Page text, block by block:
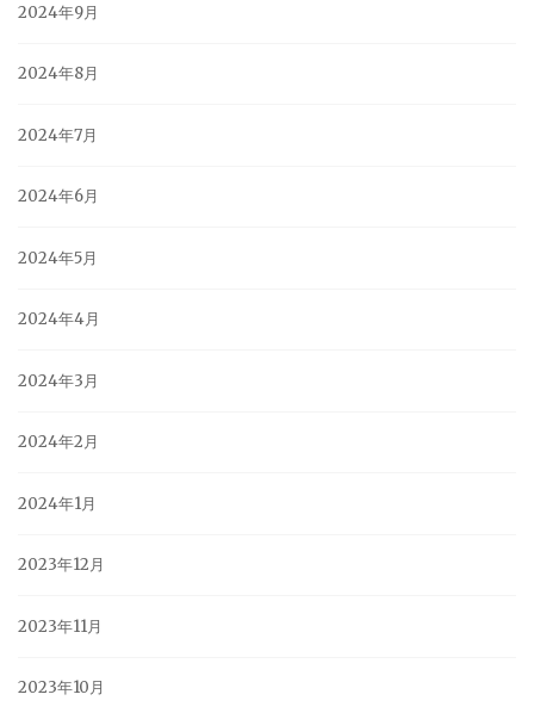
2024年9月
2024年8月
2024年7月
2024年6月
2024年5月
2024年4月
2024年3月
2024年2月
2024年1月
2023年12月
2023年11月
2023年10月